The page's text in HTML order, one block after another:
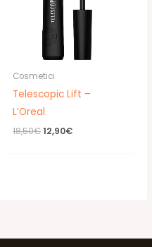
Cosmetici
Telescopic Lift –
L’Oreal
18,50€Il
12,90€Il